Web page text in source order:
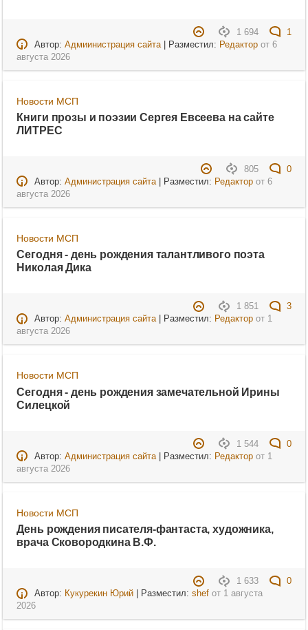
1 694
1
Автор: Адмиинистрация сайта| Разместил: Редакторот 6
августа 2026
Новости МСП
Книги прозы и поэзии Сергея Евсеева на сайте
ЛИТРЕС
805
0
Автор: Администрация сайта| Разместил: Редакторот 6
августа 2026
Новости МСП
Сегодня - день рождения талантливого поэта
Николая Дика
1 851
3
Автор: Администрация сайта| Разместил: Редакторот 1
августа 2026
Новости МСП
Сегодня - день рождения замечательной Ирины
Силецкой
1 544
0
Автор: Администрация сайта| Разместил: Редакторот 1
августа 2026
Новости МСП
День рождения писателя-фантаста, художника,
врача Сковородкина В.Ф.
1 633
0
Автор: Кукурекин Юрий| Разместил: shefот 1 августа
2026